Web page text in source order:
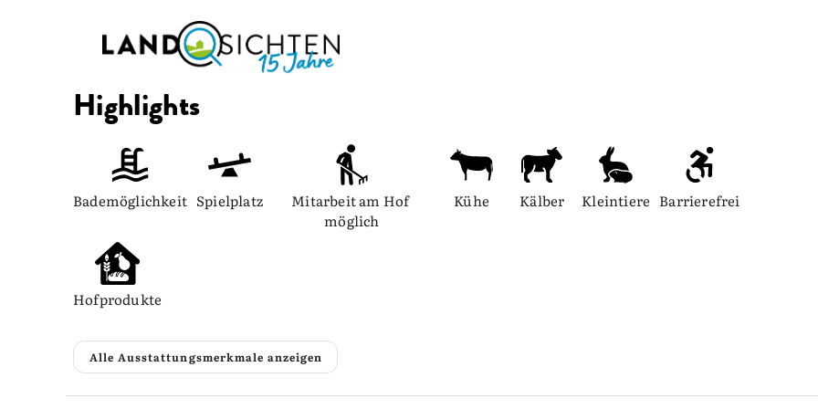
Highlights
Bademöglichkeit Spielplatz
Mitarbeit am Hof
möglich
Kühe Kälber Kleintiere Barrierefrei
Hofprodukte
Alle Ausstattungsmerkmale anzeigen